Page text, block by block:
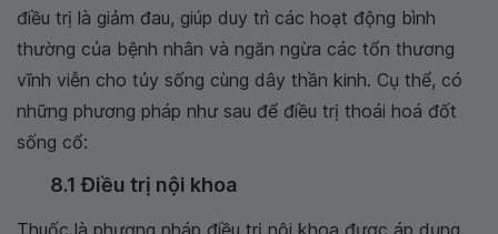
điều trị là giảm đau, giúp duy trì các hoạt động bình
thường của bệnh nhân và ngăn ngừa các tổn thương
vĩnh viễn cho tủy sống cùng dây thần kinh. Cụ thể, có
những phương pháp như sau để điều trị thoái hoá đốt
sống cổ:
8.1 Điều trị nội khoa